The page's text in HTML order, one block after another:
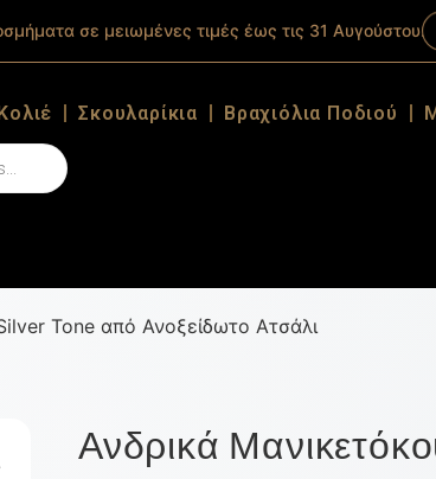
σε μειωμένες τιμές έως τις 31 Αυγούστου.
Σκουλαρίκια Βραχιόλια Ποδιού
Tone από Ανοξείδωτο Ατσάλι
Ανδρικά